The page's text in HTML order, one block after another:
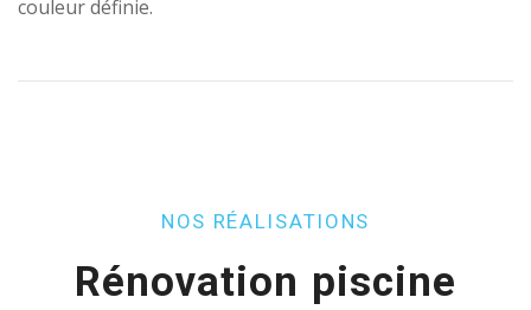
couleur définie.
NOS RÉALISATIONS
Rénovation piscine